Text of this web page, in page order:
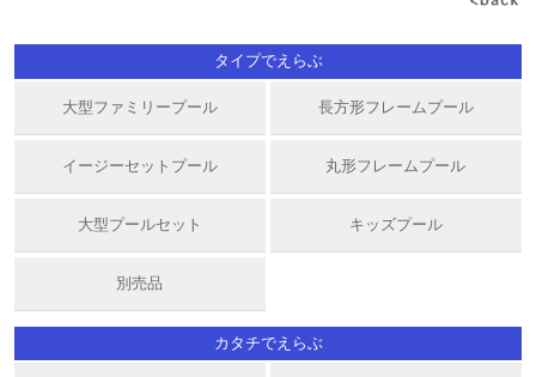
タイプでえらぶ
大型ファミリープール 長方形フレームプール
イージーセットプール 丸形フレームプール
大型プールセット キッズプール
別売品
カタチでえらぶ